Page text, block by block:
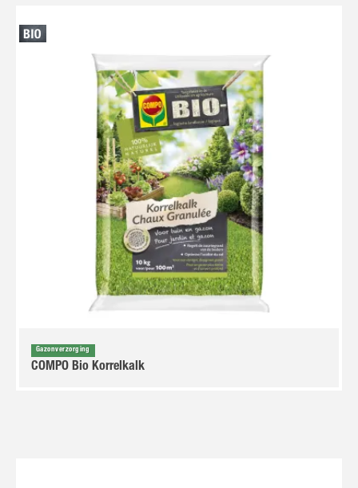
Gazonverzorging
COMPO Bio Korrelkalk